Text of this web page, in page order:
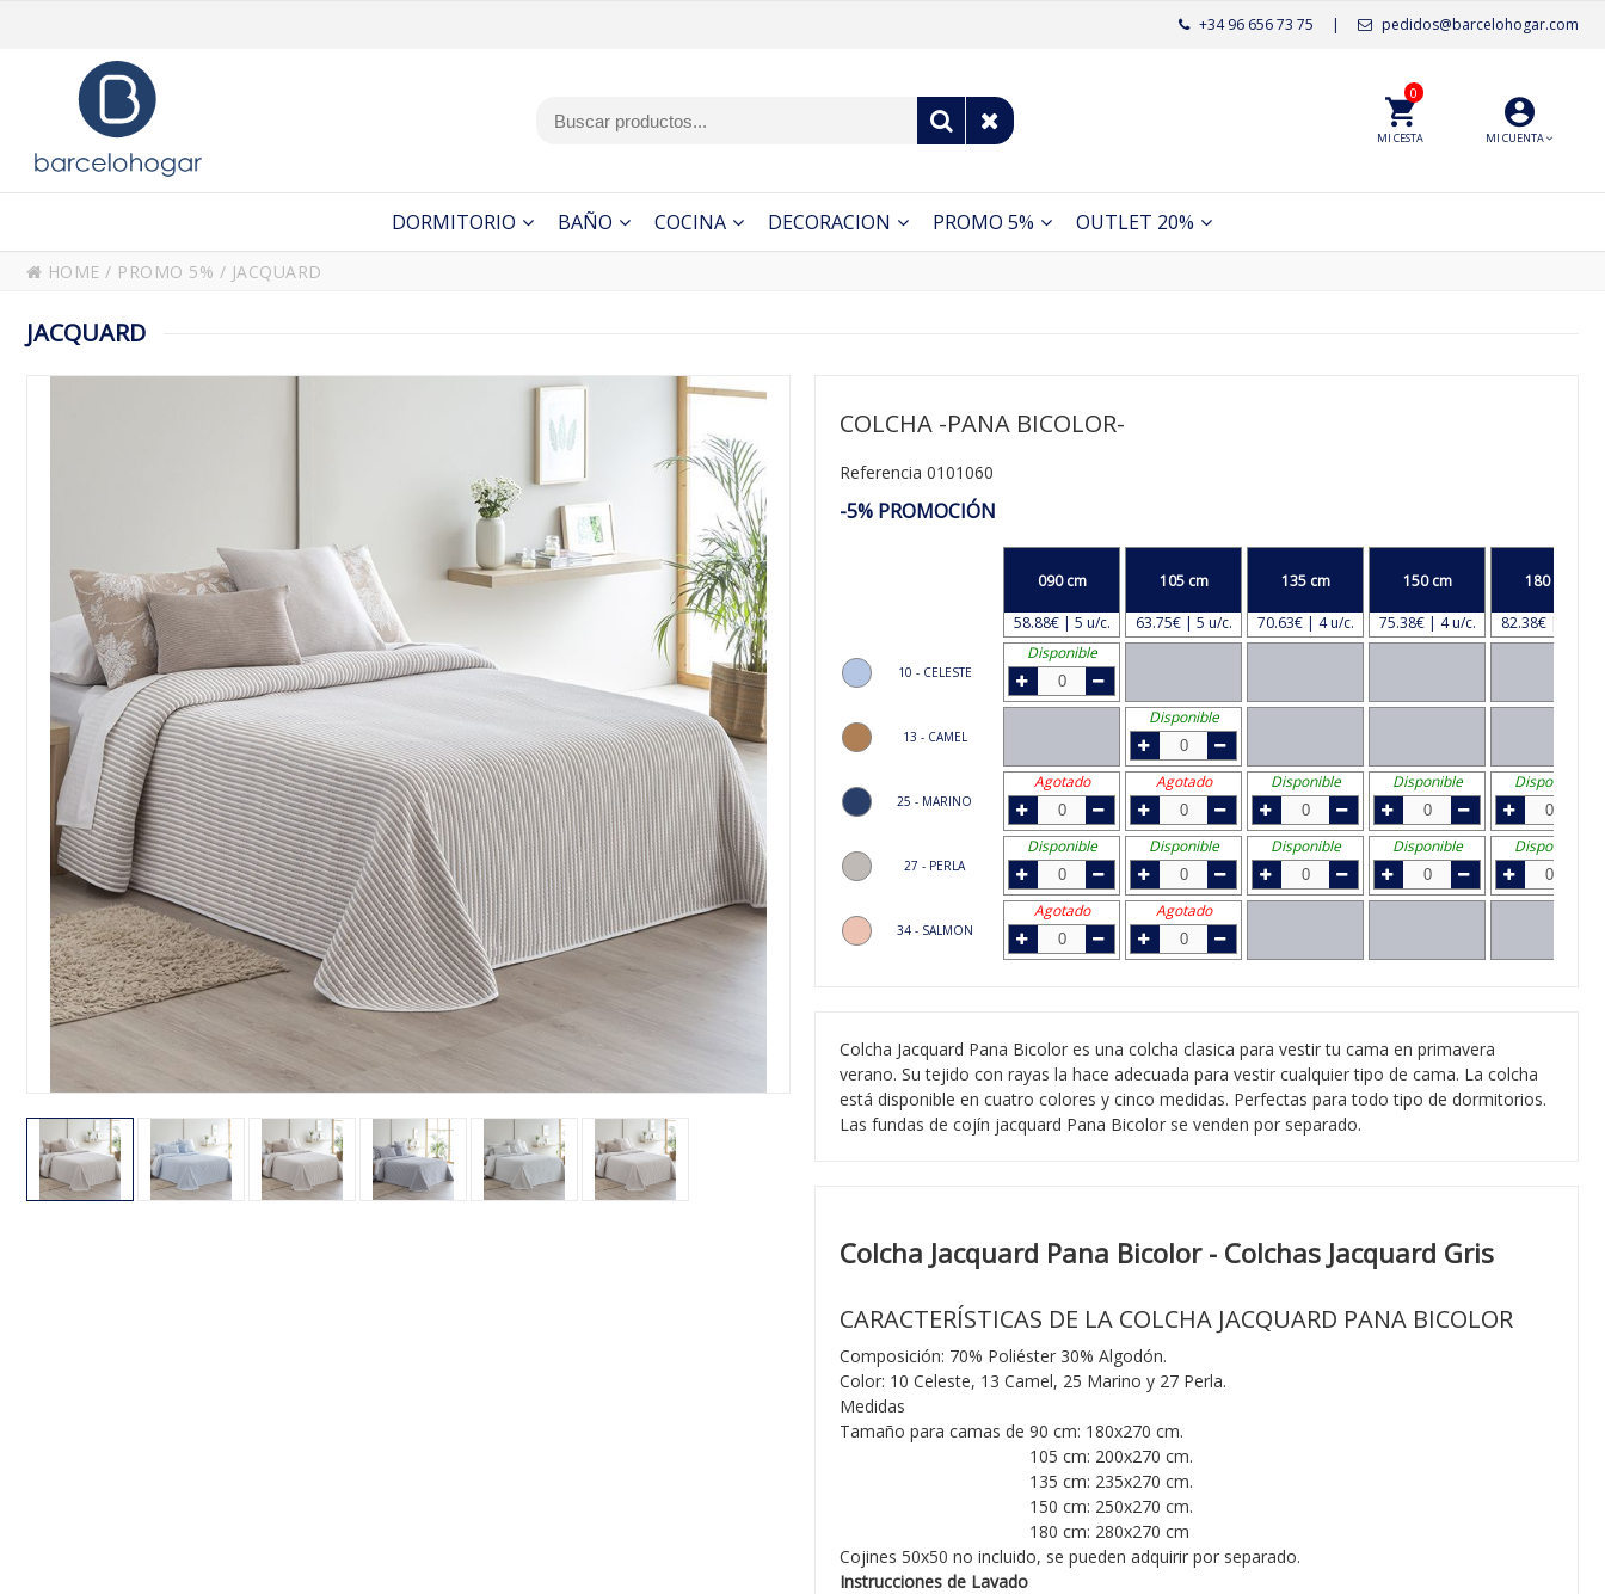
pedidos@barcelohogar.com
|
+34 96 656 73 75
MI CUENTA
MI CESTA
0
DORMITORIO BAÑO COCINA DECORACION PROMO 5% OUTLET 20%
HOME / PROMO 5% / JACQUARD
JACQUARD
COLCHA -PANA BICOLOR-
Referencia 0101060
-5% PROMOCIÓN
10 - CELESTE
13 - CAMEL
25 - MARINO
27 - PERLA
34 - SALMON
090 cm
58.88€ | 5 u/c.
105 cm
63.75€ | 5 u/c.
135 cm
70.63€ | 4 u/c.
150 cm
75.38€ | 4 u/c.
180 cm
82.38€ | 4 u/c.
Disponible
Disponible
Agotado Agotado Disponible Disponible Disponible
Disponible Disponible Disponible Disponible Disponible
Agotado Agotado
Colcha Jacquard Pana Bicolor es una colcha clasica para vestir tu cama en primavera
verano. Su tejido con rayas la hace adecuada para vestir cualquier tipo de cama. La colcha
está disponible en cuatro colores y cinco medidas. Perfectas para todo tipo de dormitorios.
Las fundas de cojín jacquard Pana Bicolor se venden por separado.
Colcha Jacquard Pana Bicolor - Colchas Jacquard Gris
CARACTERÍSTICAS DE LA COLCHA JACQUARD PANA BICOLOR
Composición: 70% Poliéster 30% Algodón.
Color: 10 Celeste, 13 Camel, 25 Marino y 27 Perla.
Medidas
Tamaño para camas de 90 cm: 180x270 cm.
105 cm: 200x270 cm.
135 cm: 235x270 cm.
150 cm: 250x270 cm.
180 cm: 280x270 cm
Cojines 50x50 no incluido, se pueden adquirir por separado.
Instrucciones de Lavado